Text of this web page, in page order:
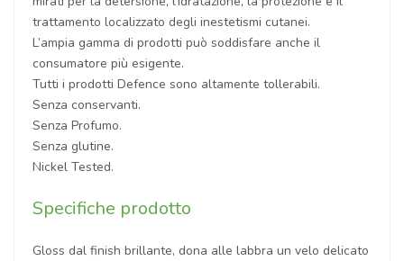
trattamento localizzato degli inestetismi cutanei.
L’ampia gamma di prodotti può soddisfare anche il
consumatore più esigente.
Tutti i prodotti Defence sono altamente tollerabili.
Senza conservanti.
Senza Profumo.
Senza glutine.
Nickel Tested.
Specifiche prodotto
Gloss dal finish brillante, dona alle labbra un velo delicato